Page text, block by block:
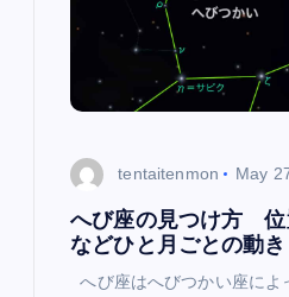
tentaitenmon May
へび座の見つけ方 位
などひと月ごとの動き
へび座はへびつかい座によ